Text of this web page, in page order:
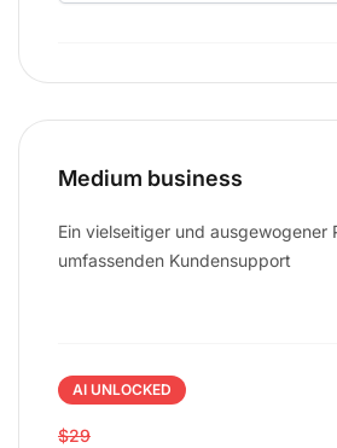
Medium business
Ein vielseitiger und ausgewogener
umfassenden Kundensupport
AI UNLOCKED
$29